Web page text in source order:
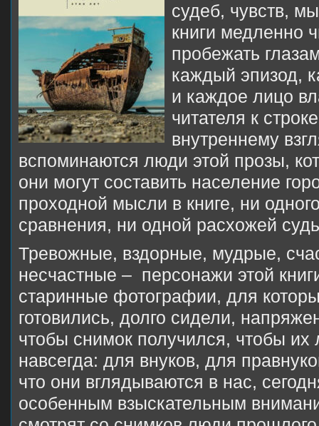
судеб, чувств,
книги медленно
пробежать
каждый эпизод,
и каждое лицо
читателя к
внутреннему
вспоминаются люди этой прозы,
они могут составить население
проходной мысли в книге, ни
сравнения, ни одной расхожей
Тревожные, вздорные, мудрые,
несчастные – персонажи этой
старинные фотографии, для
готовились, долго сидели,
чтобы снимок получился, чтобы их
навсегда: для внуков, для
что они вглядываются в нас,
особенным взыскательным